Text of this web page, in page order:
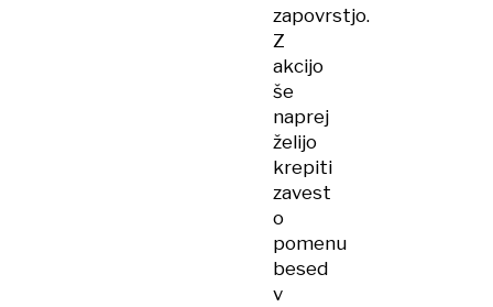
zapovrstjo.
Z
akcijo
še
naprej
želijo
krepiti
zavest
o
pomenu
besed
v